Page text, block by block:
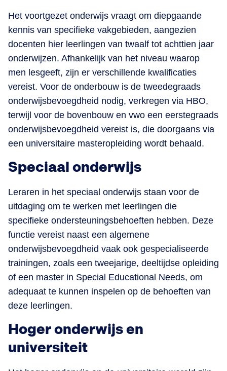
Het voortgezet onderwijs vraagt om diepgaande
kennis van specifieke vakgebieden, aangezien
docenten hier leerlingen van twaalf tot achttien jaar
onderwijzen. Afhankelijk van het niveau waarop
men lesgeeft, zijn er verschillende kwalificaties
vereist. Voor de onderbouw is de tweedegraads
onderwijsbevoegdheid nodig, verkregen via HBO,
terwijl voor de bovenbouw en vwo een eerstegraads
onderwijsbevoegdheid vereist is, die doorgaans via
een universitaire masteropleiding wordt behaald​.
Speciaal onderwijs
Leraren in het speciaal onderwijs staan voor de
uitdaging om te werken met leerlingen die
specifieke ondersteuningsbehoeften hebben. Deze
functie vereist naast een algemene
onderwijsbevoegdheid vaak ook gespecialiseerde
trainingen, zoals een tweejarige, deeltijdse opleiding
of een master in Special Educational Needs, om
adequaat te kunnen inspelen op de behoeften van
deze leerlingen​.
Hoger onderwijs en
universiteit